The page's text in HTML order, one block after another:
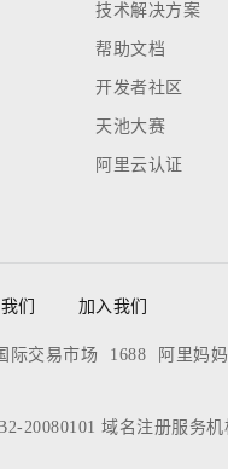
技术解决方案
帮助文档
开发者社区
天池大赛
阿里云认证
们 加入我们
际交易市场 1688 阿里妈妈
20080101 域名注册服务机